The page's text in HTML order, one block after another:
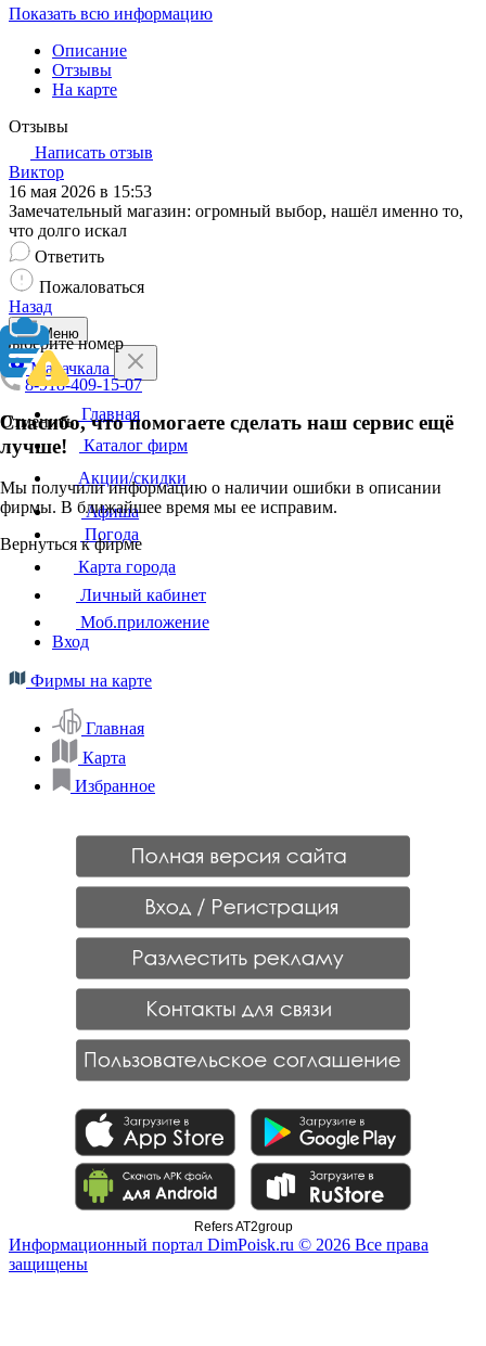
Показать всю информацию
Описание
Отзывы
На карте
Отзывы
Написать отзыв
Виктор
16 мая 2026 в 15:53
Замечательный магазин: огромный выбор, нашёл именно то,
что долго искал
Ответить
Пожаловаться
Назад
Выберите номер
8-918-409-15-07
Отменить
Спасибо, что помогаете сделать наш сервис ещё
лучше!
Мы получили информацию о наличии ошибки в описании
фирмы. В ближайшее время мы ее исправим.
Вернуться к фирме
Меню
Махачкала
Главная
Каталог фирм
Акции/скидки
Афиша
Погода
Карта города
Личный кабинет
Моб.приложение
Вход
Фирмы на карте
Главная
Карта
Избранное
Refers AT2group
Информационный портал DimPoisk.ru © 2026 Все права
защищены